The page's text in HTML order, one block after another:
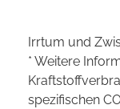
Irrtum und
* Weitere
spezifischen